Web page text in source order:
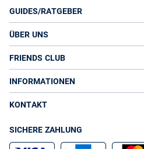
GUIDES/RATGEBER
ÜBER UNS
FRIENDS CLUB
INFORMATIONEN
KONTAKT
SICHERE ZAHLUNG